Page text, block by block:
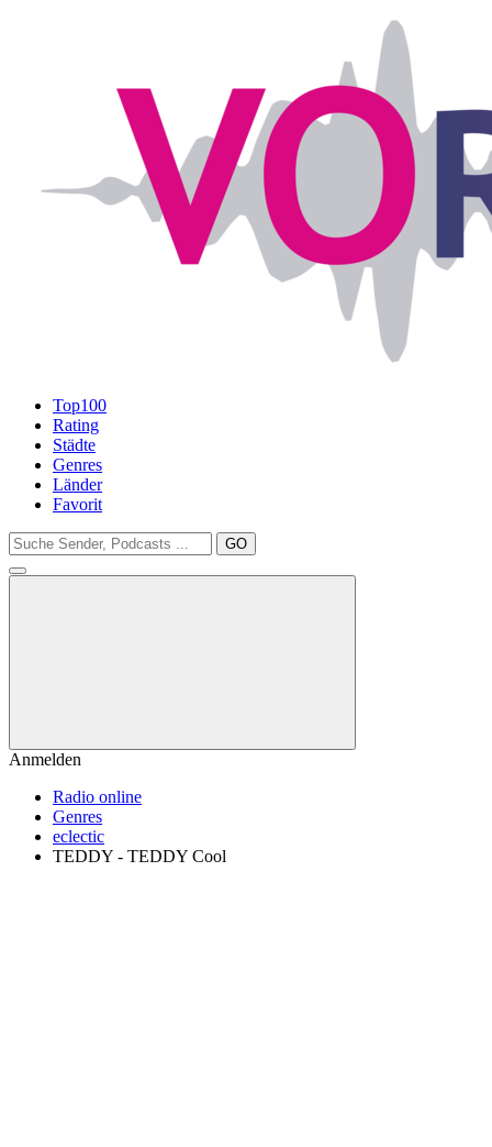
Top100
Rating
Städte
Genres
Länder
Favorit
GO
Anmelden
Radio online
Genres
eclectic
TEDDY - TEDDY Cool